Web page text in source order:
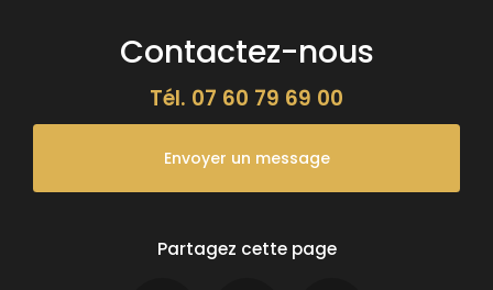
Contactez-nous
Tél. 07 60 79 69 00
Envoyer un message
Partagez cette page